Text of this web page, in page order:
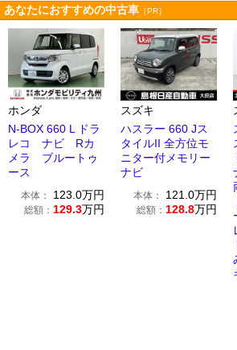
あなたにおすすめの中古車 ［PR］
ホンダ
N-BOX 660 L ドラ
レコ ナビ Rカ
メラ ブルートゥ
ース
本体： 123.0万円
総額： 129.3万円
スズキ
ハスラー 660 Jス
タイルII 全方位モ
ニター付メモリー
ナビ
本体： 121.0万円
総額： 128.8万円